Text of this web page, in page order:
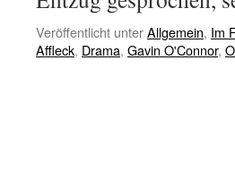
Veröffentlicht unterAllgemein, Im
Affleck, Drama, Gavin O'Connor,